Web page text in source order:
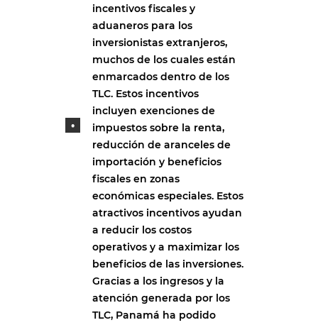
incentivos fiscales y
aduaneros para los
inversionistas extranjeros,
muchos de los cuales están
enmarcados dentro de los
TLC. Estos incentivos
incluyen exenciones de
impuestos sobre la renta,
reducción de aranceles de
importación y beneficios
fiscales en zonas
económicas especiales. Estos
atractivos incentivos ayudan
a reducir los costos
operativos y a maximizar los
beneficios de las inversiones.
Gracias a los ingresos y la
atención generada por los
TLC, Panamá ha podido